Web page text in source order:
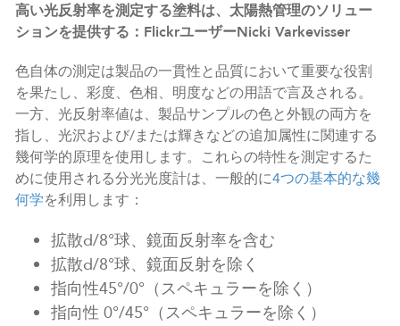
高い光反射率を測定する塗料は、太陽熱管理のソリュー
ションを提供する：FlickrユーザーNicki Varkevisser
色自体の測定は製品の一貫性と品質において重要な役割
を果たし、彩度、色相、明度などの用語で言及される。
一方、光反射率値は、製品サンプルの色と外観の両方を
指し、光沢および/または輝きなどの追加属性に関連する
幾何学的原理を使用します。これらの特性を測定するた
めに使用される分光光度計は、一般的に4つの基本的な幾
何学を利用します：
拡散d/8°球、鏡面反射率を含む
拡散d/8°球、鏡面反射を除く
指向性45°/0°（スペキュラーを除く）
指向性 0°/45°（スペキュラーを除く）